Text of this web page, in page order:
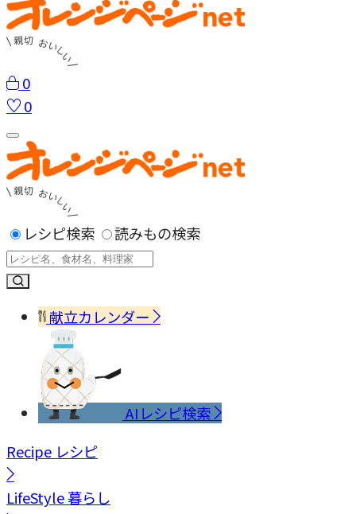
0
0
レシピ検索 読みもの検索
献立カレンダー
AIレシピ検索
Recipe レシピ
LifeStyle暮らし